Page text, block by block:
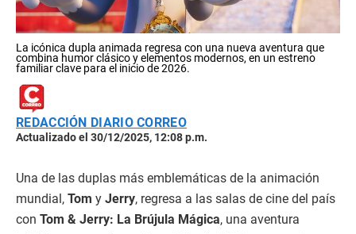
La icónica dupla animada regresa con una nueva aventura que
combina humor clásico y elementos modernos, en un estreno
familiar clave para el inicio de 2026.
REDACCIÓN DIARIO CORREO
Actualizado el 30/12/2025, 12:08 p.m.
Una de las duplas más emblemáticas de la animación
mundial, Tom y Jerry, regresa a las salas de cine del país
con Tom & Jerry: La Brújula Mágica, una aventura